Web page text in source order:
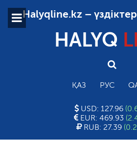
Halyqline.kz –
HALYQ
ҚАЗ РУС
USD: 127.96
EUR: 469.93
RUB: 27.39